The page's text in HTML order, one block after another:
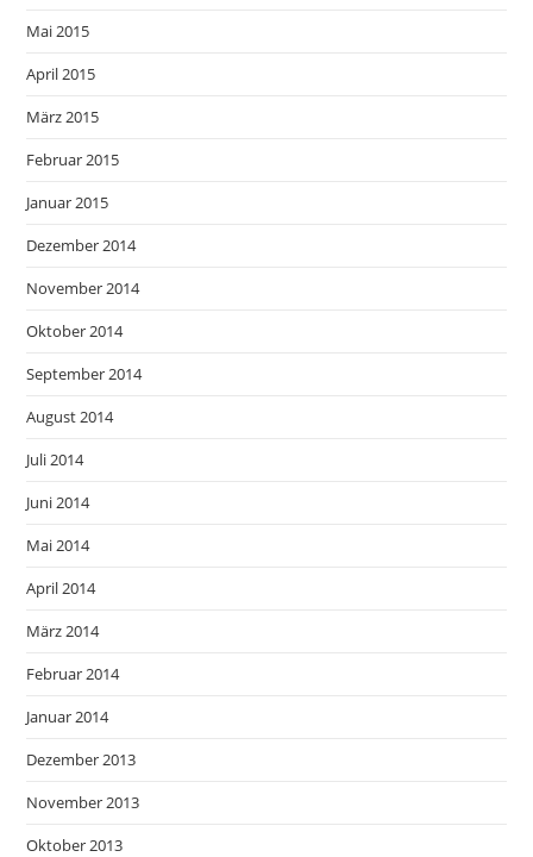
Mai 2015
April 2015
März 2015
Februar 2015
Januar 2015
Dezember 2014
November 2014
Oktober 2014
September 2014
August 2014
Juli 2014
Juni 2014
Mai 2014
April 2014
März 2014
Februar 2014
Januar 2014
Dezember 2013
November 2013
Oktober 2013